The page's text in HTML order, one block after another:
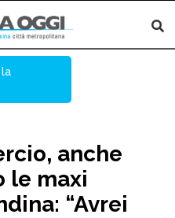
anche
le maxi
“Avrei